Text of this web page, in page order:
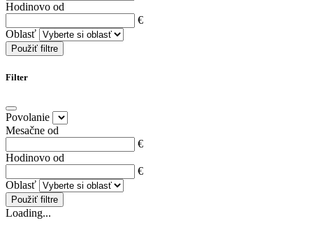
Hodinovo od
€
Oblasť
Použiť filtre
Filter
Povolanie
Mesačne od
€
Hodinovo od
€
Oblasť
Použiť filtre
Loading...